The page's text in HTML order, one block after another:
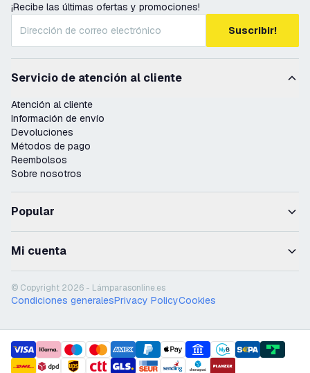
¡Recibe las últimas ofertas y promociones!
Suscribir!
Servicio de atención al cliente
Atención al cliente
Información de envío
Devoluciones
Métodos de pago
Reembolsos
Sobre nosotros
Popular
Mi cuenta
© Copyright 2026 - Lámparasonline.es
Condiciones generalesPrivacy PolicyCookies
payment methods